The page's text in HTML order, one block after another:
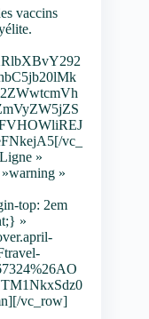
vaccins
vc_
»
»
top: 2em
»
vc_row]